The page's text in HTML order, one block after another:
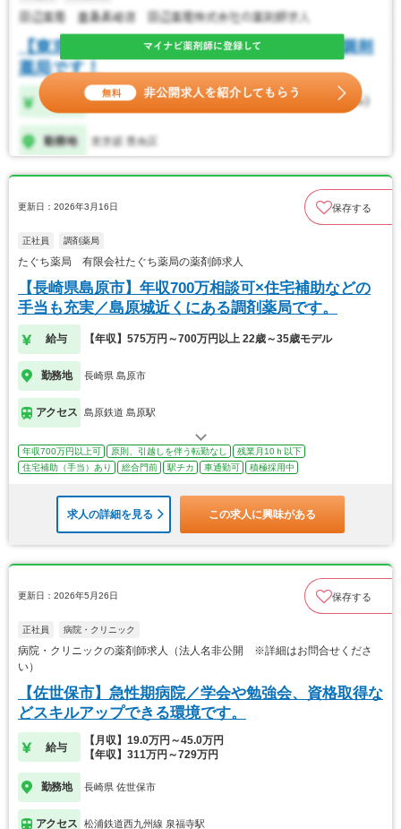
更新日：2026年3月16日 保存する
正社員 調剤薬局
たぐち薬局 有限会社たぐち薬局の薬剤師求人
【長崎県島原市】年収700万相談可×住宅補助などの
手当も充実／島原城近くにある調剤薬局です。
給与 【年収】575万円～700万円以上 22歳～35歳モデル
勤務地 長崎県 島原市
アクセス 島原鉄道 島原駅
年収700万円以上可 原則、引越しを伴う転勤なし
残業月10ｈ以下
住宅補助（手当）あり
総合門前 駅チカ 車通勤可 積極採用中
求人の詳細を見る この求人に興味がある
更新日：2026年5月26日 保存する
正社員 病院・クリニック
病院・クリニックの薬剤師求人（法人名非公開 ※詳細はお問合せくださ
い）
【佐世保市】急性期病院／学会や勉強会、資格取得な
どスキルアップできる環境です。
給与
【月収】19.0万円～45.0万円
【年収】311万円～729万円
勤務地 長崎県 佐世保市
アクセス 松浦鉄道西九州線 泉福寺駅